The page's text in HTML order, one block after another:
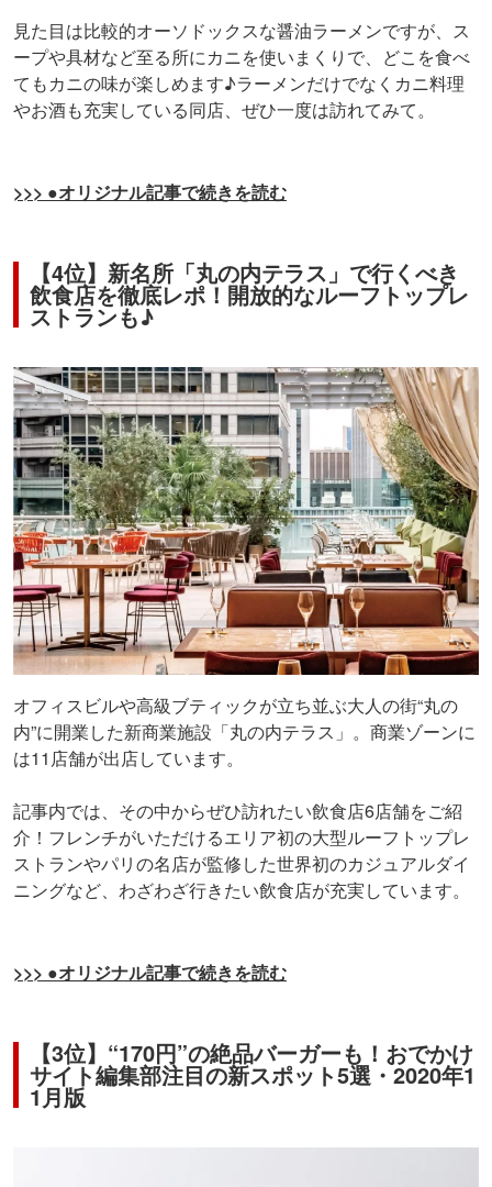
見た目は比較的オーソドックスな醤油ラーメンですが、ス
ープや具材など至る所にカニを使いまくりで、どこを食べ
てもカニの味が楽しめます♪ラーメンだけでなくカニ料理
やお酒も充実している同店、ぜひ一度は訪れてみて。
>>> ●オリジナル記事で続きを読む
【4位】新名所「丸の内テラス」で行くべき
飲食店を徹底レポ！開放的なルーフトップレ
ストランも♪
オフィスビルや高級ブティックが立ち並ぶ大人の街“丸の
内”に開業した新商業施設「丸の内テラス」。商業ゾーンに
は11店舗が出店しています。
記事内では、その中からぜひ訪れたい飲食店6店舗をご紹
介！フレンチがいただけるエリア初の大型ルーフトップレ
ストランやパリの名店が監修した世界初のカジュアルダイ
ニングなど、わざわざ行きたい飲食店が充実しています。
>>> ●オリジナル記事で続きを読む
【3位】“170円”の絶品バーガーも！おでかけ
サイト編集部注目の新スポット5選・2020年1
1月版